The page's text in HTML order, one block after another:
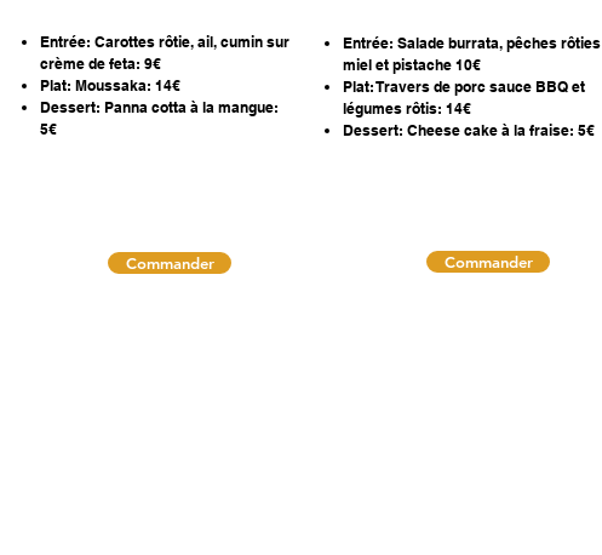
Entrée: Carottes rôtie, ail, cumin sur
crème de feta: 9€
Plat: Moussaka: 14€
Dessert: Panna cotta à la mangue:
5€
Commander
​Entrée: Salade burrata, pêches rôties
miel et pistache 10€
Plat: Travers de porc sauce BBQ et
légumes rôtis: 14€​
Dessert: Cheese cake à la fraise: 5€​
Commander